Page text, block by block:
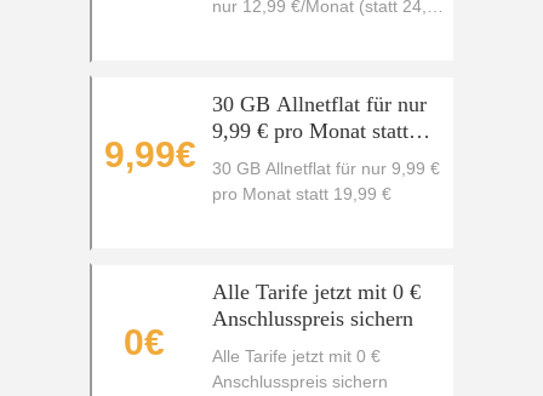
nur 12,99 €/Monat (statt 24,99
9,99€
30 GB Allnetflat für nur
9,99 € pro Monat statt
19,99 €
30 GB Allnetflat für nur 9,99 €
pro Monat statt 19,99 €
0€
Alle Tarife jetzt mit 0 €
Anschlusspreis sichern
Alle Tarife jetzt mit 0 €
Anschlusspreis sichern